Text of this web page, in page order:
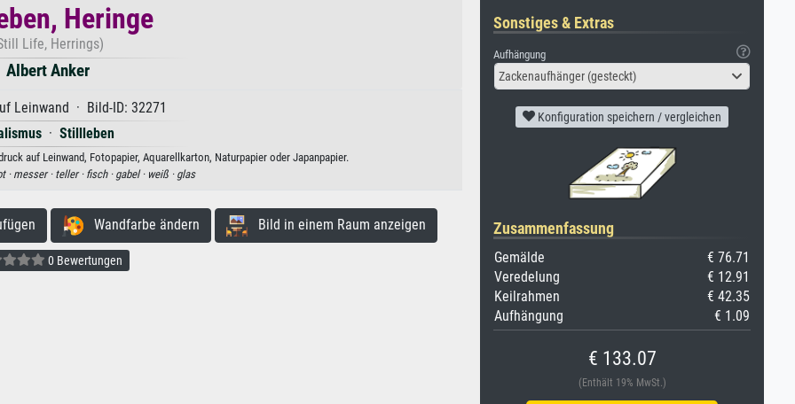
Heringe
Life, Herrings)
Albert Anker
Leinwand · Bild-ID: 32271
· Stillleben
auf Leinwand, Fotopapier, Aquarellkarton, Naturpapier oder Japanpapier.
· messer · teller · fisch · gabel · weiß · glas
Wandfarbe ändern Bild in einem Raum anzeigen
0 Bewertungen
Sonstiges & Extras
Aufhängung
Zackenaufhänger (gesteckt)
Konfiguration speichern / vergleichen
Zusammenfassung
Gemälde
€ 76.71
Veredelung
€ 12.91
Keilrahmen
€ 42.35
Aufhängung
€ 1.09
€ 133.07
(Enthält 19% MwSt.)